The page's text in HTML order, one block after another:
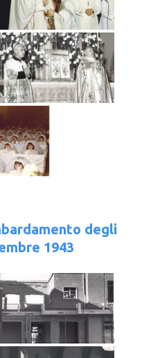
degli
1943